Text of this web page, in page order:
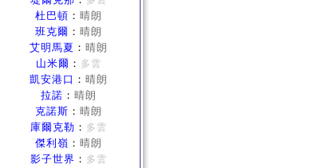
杜巴頓 ： 晴朗
班克爾 ： 晴朗
艾明馬夏 ： 晴朗
山米爾 ： 多雲
凱安港口 ： 晴朗
拉諾 ： 晴朗
克諾斯 ： 晴朗
庫爾克勒 ： 多雲
傑利嶺 ： 晴朗
影子世界 ： 多雲